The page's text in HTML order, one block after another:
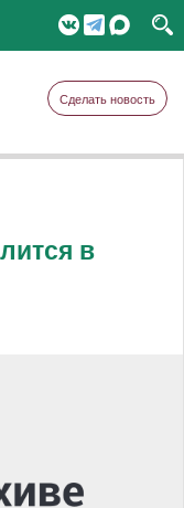
Сделать новость
в